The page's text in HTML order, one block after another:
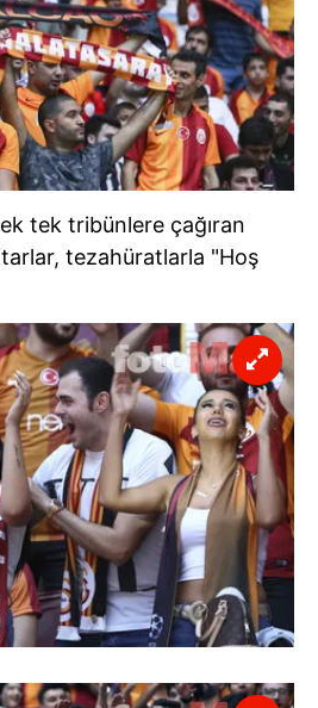
tek tribünlere çağıran
tezahüratlarla "Hoş